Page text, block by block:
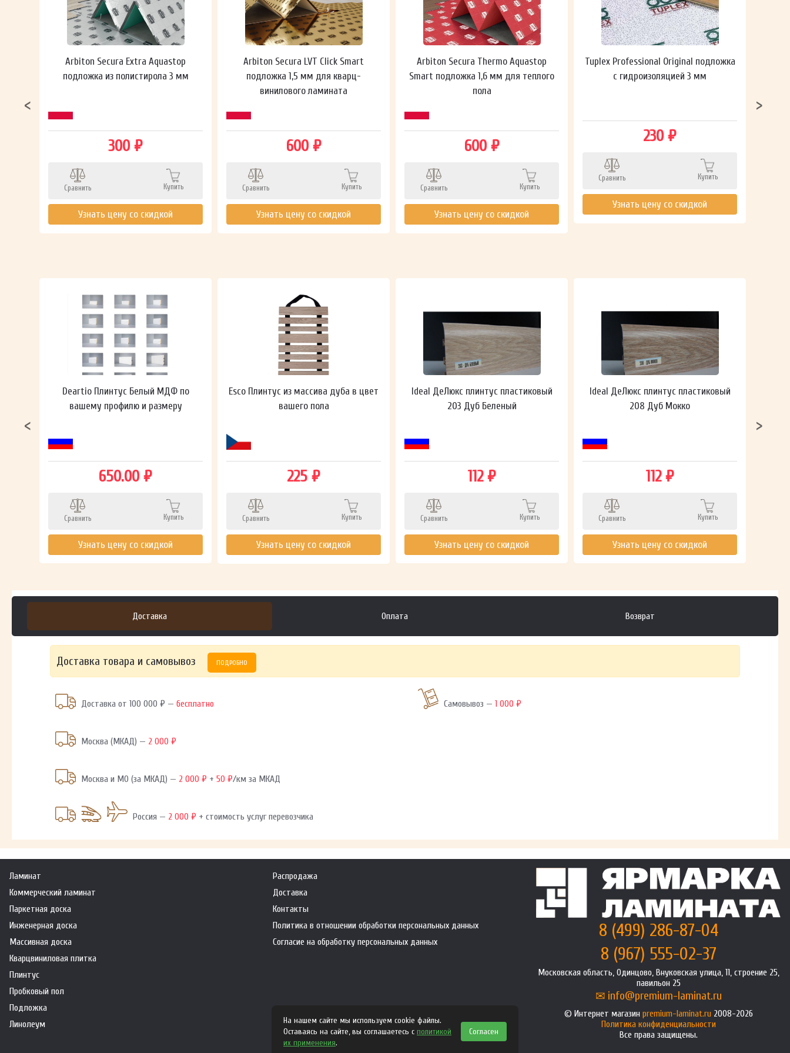
Arbiton Secura Extra Aquastop
подложка из полистирола 3 мм
300 ₽
Сравнить Купить
Узнать цену со скидкой
Arbiton Secura LVT Click Smart
подложка 1,5 мм для кварц-
винилового ламината
600 ₽
Сравнить Купить
Узнать цену со скидкой
Arbiton Secura Thermo Aquastop
Smart подложка 1,6 мм для теплого
пола
600 ₽
Сравнить Купить
Узнать цену со скидкой
Tuplex Professional Original подложка
с гидроизоляцией 3 мм
230 ₽
Сравнить Купить
Узнать цену со скидкой
Deartio Плинтус Белый МДФ по
вашему профилю и размеру
650.00 ₽
Сравнить Купить
Узнать цену со скидкой
Esco Плинтус из массива дуба в цвет
вашего пола
225 ₽
Сравнить Купить
Узнать цену со скидкой
Ideal ДеЛюкс плинтус пластиковый
203 Дуб Беленый
112 ₽
Сравнить Купить
Узнать цену со скидкой
Ideal ДеЛюкс плинтус пластиковый
208 Дуб Мокко
112 ₽
Сравнить Купить
Узнать цену со скидкой
Доставка Оплата Возврат
Доставка товара и самовывоз ПОДРОБНО
Доставка от 100 000 ₽ —бесплатно
Москва (МКАД) — 2 000 ₽
Москва и МО (за МКАД) — 2 000 ₽ +50 ₽/км за МКАД
Россия — 2 000 ₽ + стоимость услуг перевозчика
Самовывоз —1 000 ₽
Ламинат
Коммерческий ламинат
Паркетная доска
Инженерная доска
Массивная доска
Кварцвиниловая плитка
Плинтус
Пробковый пол
Подложка
Линолеум
Распродажа
Доставка
Контакты
Политика в отношении обработки персональных данных
Согласие на обработку персональных данных
8 (499) 286-87-04
8 (967) 555-02-37
Московская область, Одинцово, Внуковская улица, 11, строение 25,
павильон 25
info@premium-laminat.ru
Интернет магазин premium-laminat.ru2008-2026
Политика конфиденциальности
Все права защищены.
На нашем сайте мы используем cookie файлы.
Оставаясь на сайте, вы соглашаетесь с политикой
их применения.
Согласен